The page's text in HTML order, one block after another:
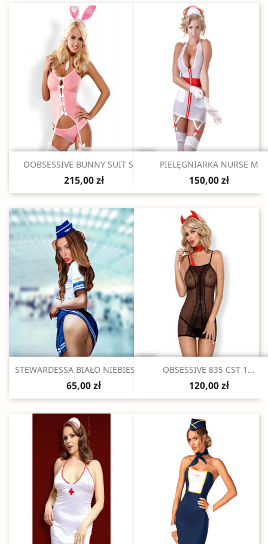
Szybki podgląd
OOBSESSIVE BUNNY SUIT S/M
215,00 zł
Szybki podgląd
PIELĘGNIARKA NURSE M
150,00 zł
Szybki podgląd
STEWARDESSA BIAŁO NIEBIESKA...
65,00 zł
Szybki podgląd
OBSESSIVE 835 CST 1...
120,00 zł